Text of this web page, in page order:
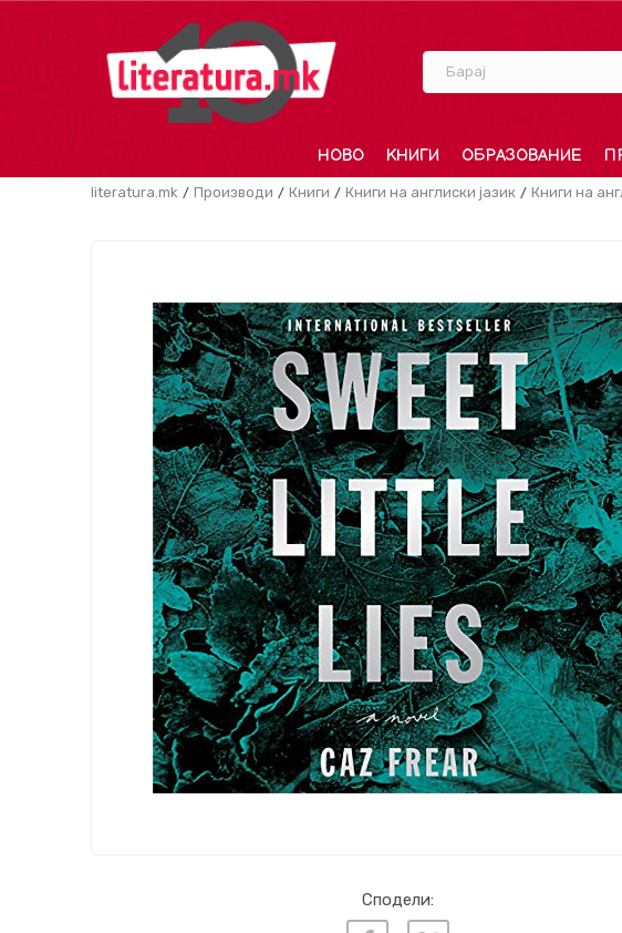
Барај
НОВО КНИГИ ОБРАЗОВАНИЕ
literatura.mk Производи Книги Книги на англиски јазик Книги на
Сподели: